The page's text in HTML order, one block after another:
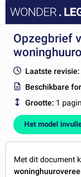
HOME
FAQ
MIJN ACCOUNT
Opzegbrief
Laatste revisie:
Beschikbare
Grootte: 1
Het model
Met dit document